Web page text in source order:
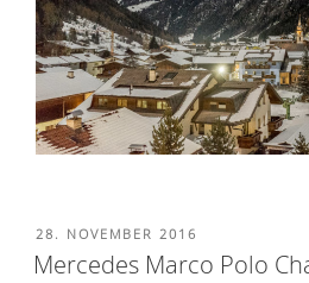
VERÖFFENTLICHT
AM
28. NOVEMBER 2016
Mercedes Marco Polo